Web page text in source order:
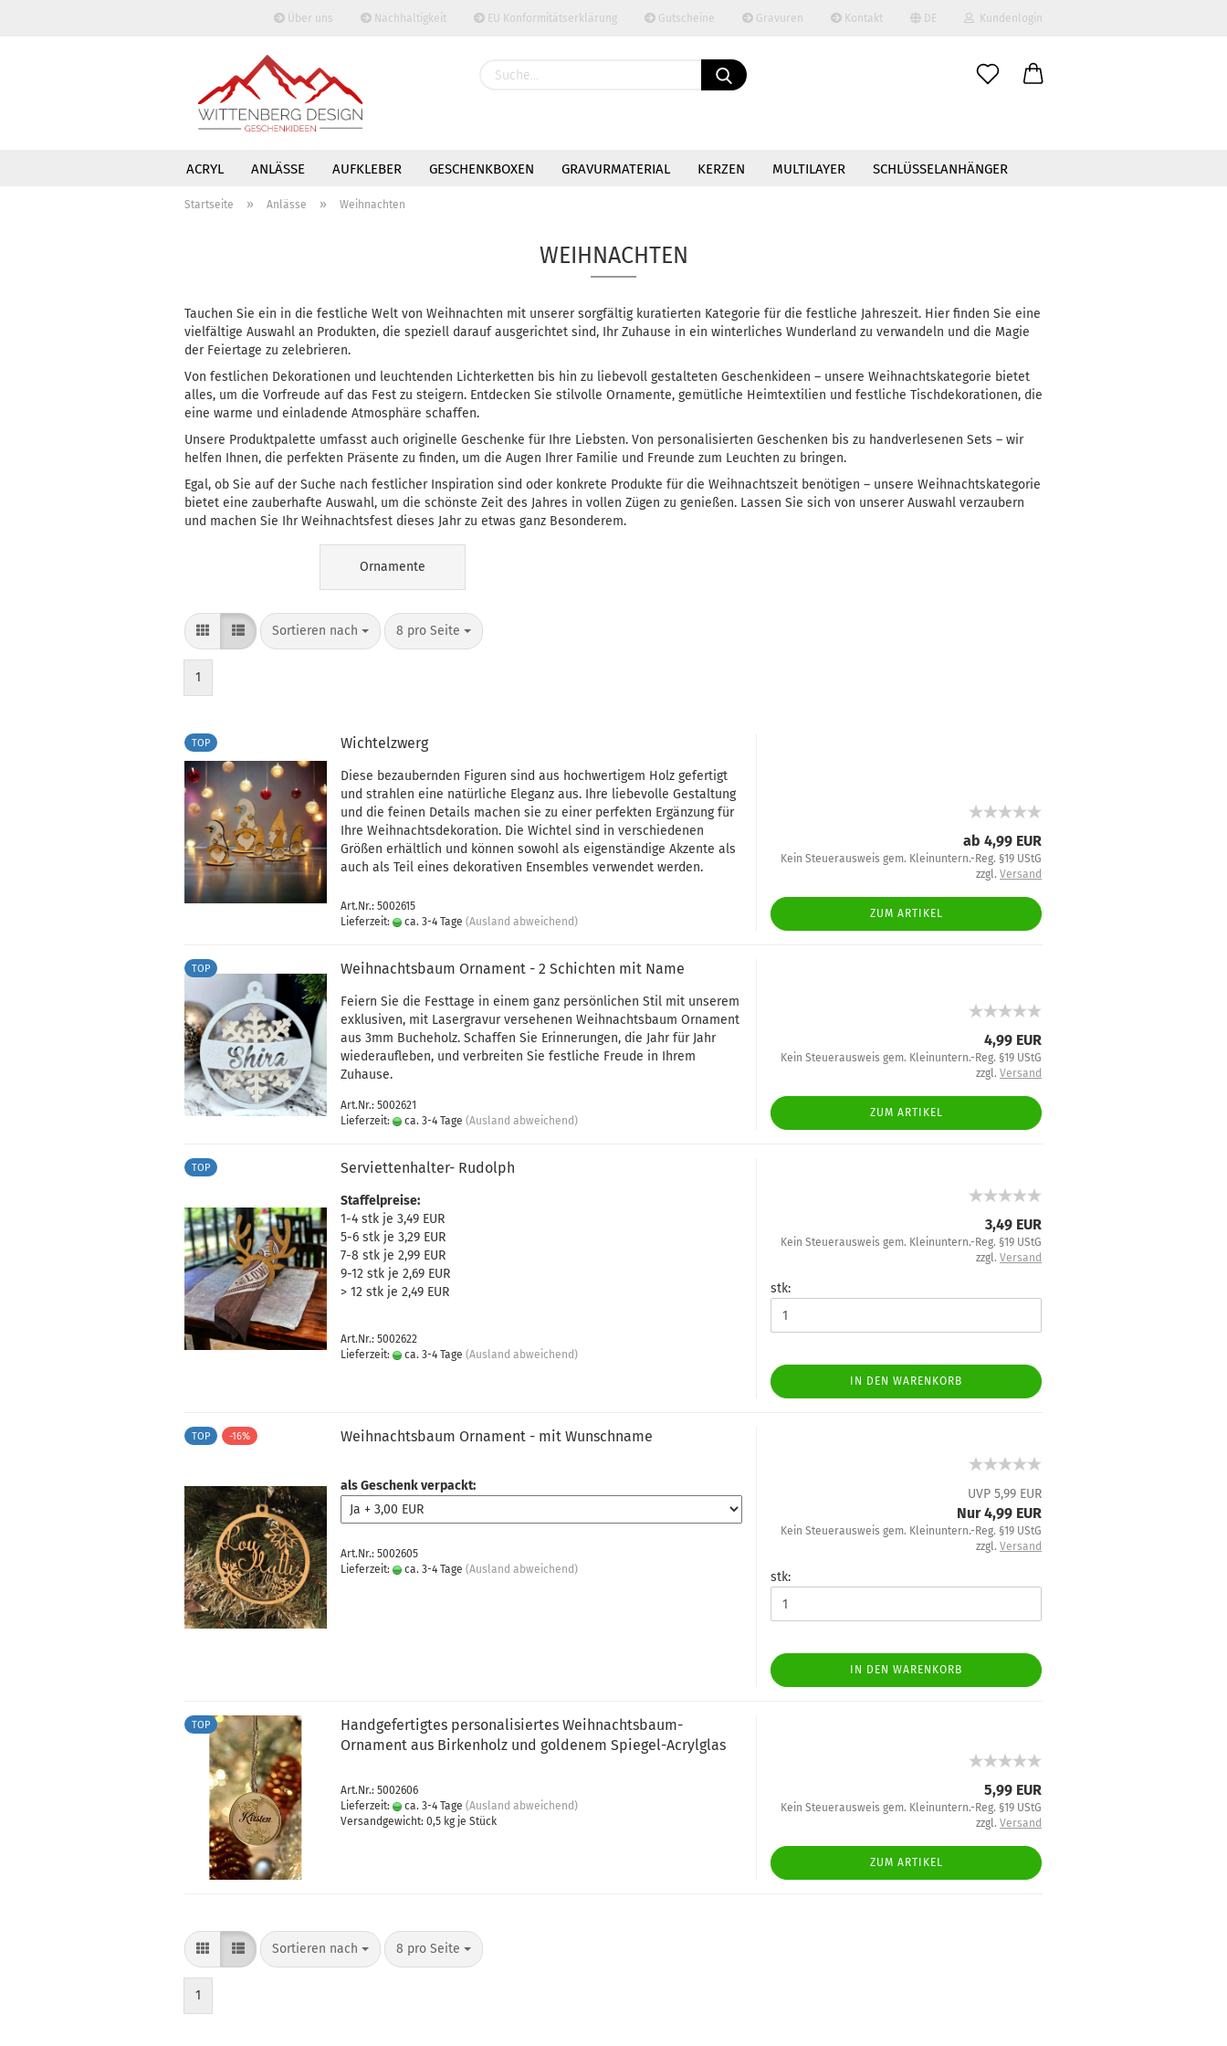
Über uns Nachhaltigkeit EU Konformitätserklärung Gutscheine Gravuren Kontakt DE
Sprache auswählen
Kundenlogin
Passwort vergessen?
ACRYL ANLÄSSE AUFKLEBER GESCHENKBOXEN GRAVURMATERIAL KERZEN MULTILAYER SCHLÜSSELANHÄNGER
TASSEN TRINKGEFÄSSE WANDDEKORATION
Startseite » Anlässe » Weihnachten
WEIHNACHTEN
Tauchen Sie ein in die festliche Welt von Weihnachten mit unserer sorgfältig kuratierten Kategorie für die festliche Jahreszeit. Hier finden Sie eine
vielfältige Auswahl an Produkten, die speziell darauf ausgerichtet sind, Ihr Zuhause in ein winterliches Wunderland zu verwandeln und die Magie
der Feiertage zu zelebrieren.
Von festlichen Dekorationen und leuchtenden Lichterketten bis hin zu liebevoll gestalteten Geschenkideen – unsere Weihnachtskategorie bietet
alles, um die Vorfreude auf das Fest zu steigern. Entdecken Sie stilvolle Ornamente, gemütliche Heimtextilien und festliche Tischdekorationen, die
eine warme und einladende Atmosphäre schaffen.
Unsere Produktpalette umfasst auch originelle Geschenke für Ihre Liebsten. Von personalisierten Geschenken bis zu handverlesenen Sets – wir
helfen Ihnen, die perfekten Präsente zu finden, um die Augen Ihrer Familie und Freunde zum Leuchten zu bringen.
Egal, ob Sie auf der Suche nach festlicher Inspiration sind oder konkrete Produkte für die Weihnachtszeit benötigen – unsere Weihnachtskategorie
bietet eine zauberhafte Auswahl, um die schönste Zeit des Jahres in vollen Zügen zu genießen. Lassen Sie sich von unserer Auswahl verzaubern
und machen Sie Ihr Weihnachtsfest dieses Jahr zu etwas ganz Besonderem.
Ornamente
Sortieren nach 8 pro Seite
1
TOP Wichtelzwerg
Diese bezaubernden Figuren sind aus hochwertigem Holz gefertigt
und strahlen eine natürliche Eleganz aus. Ihre liebevolle Gestaltung
und die feinen Details machen sie zu einer perfekten Ergänzung für
Ihre Weihnachtsdekoration. Die Wichtel sind in verschiedenen
Größen erhältlich und können sowohl als eigenständige Akzente als
auch als Teil eines dekorativen Ensembles verwendet werden.
Art.Nr.: 5002615
Lieferzeit:
ca. 3-4 Tage (Ausland abweichend)
ab 4,99 EUR
Kein Steuerausweis gem. Kleinuntern.-Reg. §19 UStG
zzgl. Versand
ZUM ARTIKEL
TOP Weihnachtsbaum Ornament - 2 Schichten mit Name
Feiern Sie die Festtage in einem ganz persönlichen Stil mit unserem
exklusiven, mit Lasergravur versehenen Weihnachtsbaum Ornament
aus 3mm Bucheholz. Schaffen Sie Erinnerungen, die Jahr für Jahr
wiederaufleben, und verbreiten Sie festliche Freude in Ihrem
Zuhause.
Art.Nr.: 5002621
Lieferzeit:
ca. 3-4 Tage (Ausland abweichend)
4,99 EUR
Kein Steuerausweis gem. Kleinuntern.-Reg. §19 UStG
zzgl. Versand
ZUM ARTIKEL
TOP Serviettenhalter- Rudolph
Staffelpreise:
1-4 stk je 3,49 EUR
5-6 stk je 3,29 EUR
7-8 stk je 2,99 EUR
9-12 stk je 2,69 EUR
> 12 stk je 2,49 EUR
Art.Nr.: 5002622
Lieferzeit:
ca. 3-4 Tage (Ausland abweichend)
3,49 EUR
Kein Steuerausweis gem. Kleinuntern.-Reg. §19 UStG
zzgl. Versand
stk:
IN DEN WARENKORB
TOP -16% Weihnachtsbaum Ornament - mit Wunschname
als Geschenk verpackt:
Art.Nr.: 5002605
Lieferzeit:
ca. 3-4 Tage (Ausland abweichend)
UVP 5,99 EUR
Nur 4,99 EUR
Kein Steuerausweis gem. Kleinuntern.-Reg. §19 UStG
zzgl. Versand
stk:
IN DEN WARENKORB
TOP
Handgefertigtes personalisiertes Weihnachtsbaum-
Ornament aus Birkenholz und goldenem Spiegel-Acrylglas
Art.Nr.: 5002606
Lieferzeit:
ca. 3-4 Tage (Ausland abweichend)
Versandgewicht: 0,5 kg je Stück
5,99 EUR
Kein Steuerausweis gem. Kleinuntern.-Reg. §19 UStG
zzgl. Versand
ZUM ARTIKEL
Sortieren nach 8 pro Seite
1